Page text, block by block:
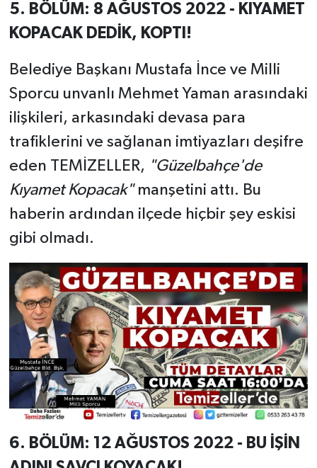
5. BÖLÜM: 8 AĞUSTOS 2022 - KIYAMET
KOPACAK DEDİK, KOPTI!
Belediye Başkanı Mustafa İnce ve Milli
Sporcu unvanlı Mehmet Yaman arasındaki
ilişkileri, arkasındaki devasa para
trafiklerini ve sağlanan imtiyazları deşifre
eden TEMİZELLER, "Güzelbahçe'de
Kıyamet Kopacak"manşetini attı. Bu
haberin ardından ilçede hiçbir şey eskisi
gibi olmadı.
6. BÖLÜM: 12 AĞUSTOS 2022 - BU İŞİN